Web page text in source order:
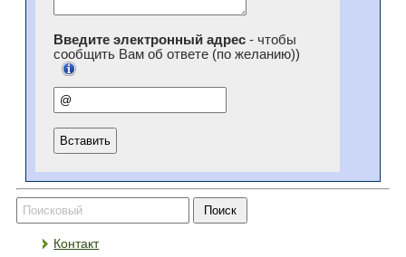
Введите электронный адрес- чтобы
сообщить Вам об ответе (по желанию))
Контакт